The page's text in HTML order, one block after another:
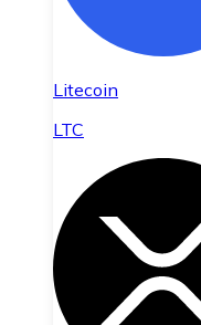
Litecoin
LTC